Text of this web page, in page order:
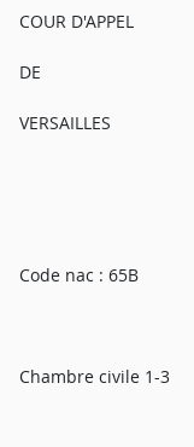
COUR D'APPEL
DE
VERSAILLES
Code nac : 65B
Chambre civile 1-3